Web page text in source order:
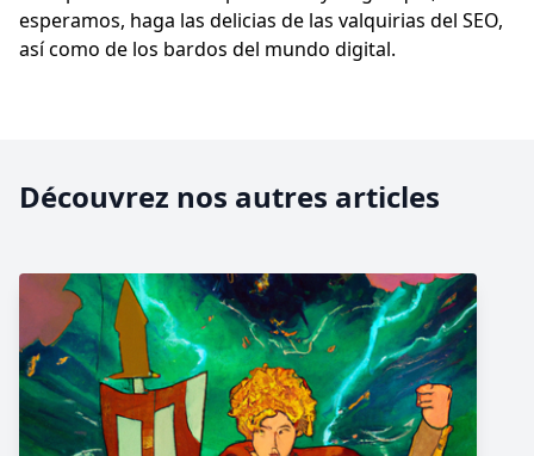
esperamos, haga las delicias de las valquirias del SEO,
así como de los bardos del mundo digital.
Découvrez nos autres articles